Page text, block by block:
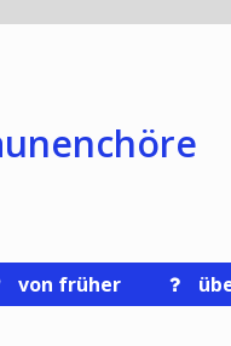
von früher